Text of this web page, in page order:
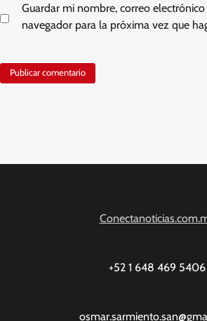
Guardar mi nombre, correo
navegador para la próxima vez que
+52 1 648 469 5406